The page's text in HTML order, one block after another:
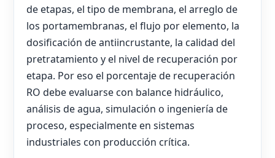
de etapas, el tipo de membrana, el arreglo de
los portamembranas, el flujo por elemento, la
dosificación de antiincrustante, la calidad del
pretratamiento y el nivel de recuperación por
etapa. Por eso el porcentaje de recuperación
RO debe evaluarse con balance hidráulico,
análisis de agua, simulación o ingeniería de
proceso, especialmente en sistemas
industriales con producción crítica.